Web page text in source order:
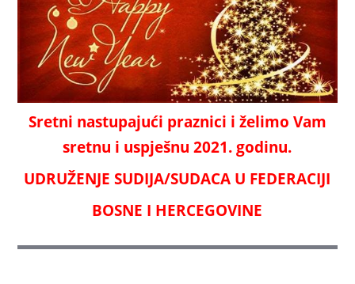
Sretni nastupajući praznici i želimo Vam
sretnu i uspješnu 2021. godinu.
UDRUŽENJE SUDIJA/SUDACA U FEDERACIJI
BOSNE I HERCEGOVINE